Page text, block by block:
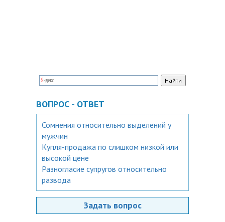
ВОПРОС - ОТВЕТ
Сомнения относительно выделений у
мужчин
Купля-продажа по слишком низкой или
высокой цене
Разногласие супругов относительно
развода
Задать вопрос